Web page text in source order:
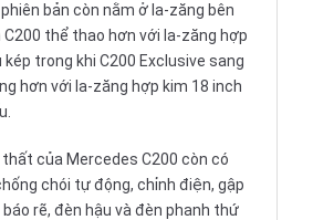
bản còn nằm ở la-zăng bên
C200 thể thao hơn với la-zăng hợp
kép trong khi C200 Exclusive sang
hơn với la-zăng hợp kim 18 inch
của Mercedes C200 còn có
chói tự động, chỉnh điện, gập
rẽ, đèn hậu và đèn phanh thứ